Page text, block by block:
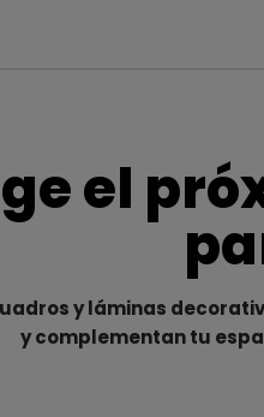
el
y láminas
y complementan tu